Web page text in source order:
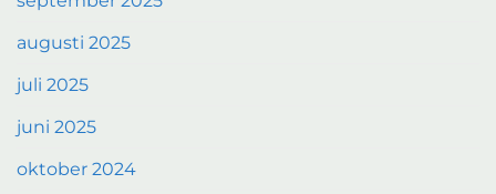
augusti 2025
juli 2025
juni 2025
oktober 2024